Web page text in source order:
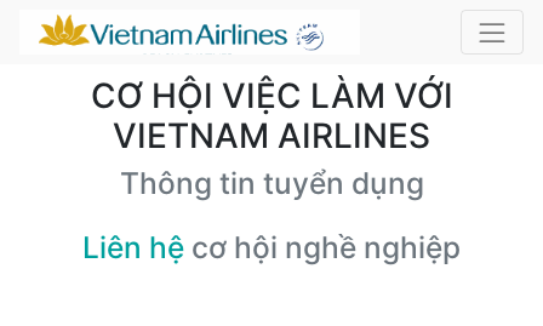
CƠ HỘI VIỆC LÀM VỚI
VIETNAM AIRLINES
Thông tin tuyển dụng
Liên hệ cơ hội nghề nghiệp